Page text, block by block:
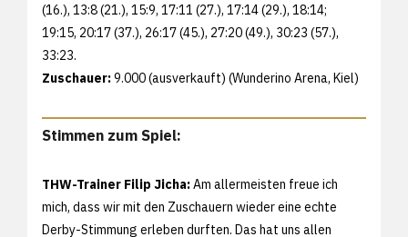
(16.), 13:8 (21.), 15:9, 17:11 (27.), 17:14 (29.), 18:14;
19:15, 20:17 (37.), 26:17 (45.), 27:20 (49.), 30:23 (57.),
33:23.
Zuschauer:9.000 (ausverkauft) (Wunderino Arena, Kiel)
Stimmen zum Spiel:
THW-Trainer Filip Jicha:Am allermeisten freue ich
mich, dass wir mit den Zuschauern wieder eine echte
Derby-Stimmung erleben durften. Das hat uns allen